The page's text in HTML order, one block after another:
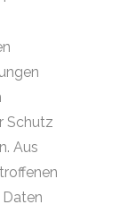
Schutz
Aus